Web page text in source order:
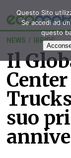
NEWS / IBRIDE
Il
suo
Questo Sito
Se accedi ad
questo